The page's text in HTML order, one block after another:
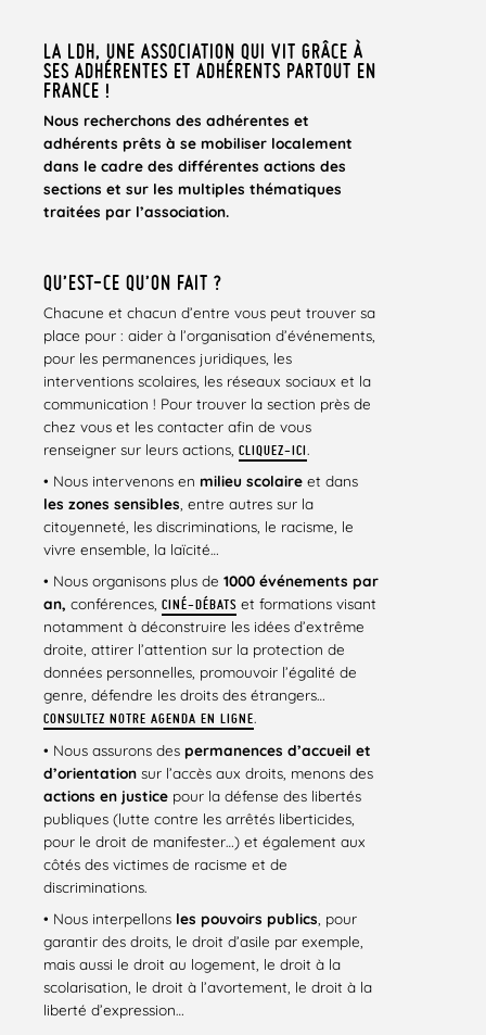
LA LDH, UNE ASSOCIATION QUI VIT GRÂCE À
SES ADHÉRENTES ET ADHÉRENTS PARTOUT EN
FRANCE !
Nous recherchons des adhérentes et
adhérents prêts à se mobiliser localement
dans le cadre des différentes actions des
sections et sur les multiples thématiques
traitées par l’association.
QU’EST-CE QU’ON FAIT ?
Chacune et chacun d’entre vous peut trouver sa
place pour : aider à l’organisation d’événements,
pour les permanences juridiques, les
interventions scolaires, les réseaux sociaux et la
communication ! Pour trouver la section près de
chez vous et les contacter afin de vous
renseigner sur leurs actions, CLIQUEZ-ICI .
• Nous intervenons en milieu scolaire et dans
les zones sensibles , entre autres sur la
citoyenneté, les discriminations, le racisme, le
vivre ensemble, la laïcité…
• Nous organisons plus de 1000 événements par
an, conférences, CINÉ-DÉBATS et formations visant
notamment à déconstruire les idées d’extrême
droite, attirer l’attention sur la protection de
données personnelles, promouvoir l’égalité de
genre, défendre les droits des étrangers…
CONSULTEZ NOTRE AGENDA EN LIGNE.
• Nous assurons des permanences d’accueil et
d’orientation sur l’accès aux droits, menons des
actions en justice pour la défense des libertés
publiques (lutte contre les arrêtés liberticides,
pour le droit de manifester…) et également aux
côtés des victimes de racisme et de
discriminations.
• Nous interpellons les pouvoirs publics , pour
garantir des droits, le droit d’asile par exemple,
mais aussi le droit au logement, le droit à la
scolarisation, le droit à l’avortement, le droit à la
liberté d’expression…